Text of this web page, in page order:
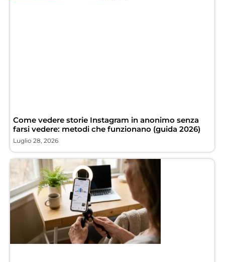
Come vedere storie Instagram in anonimo senza
farsi vedere: metodi che funzionano (guida 2026)
Luglio 28, 2026